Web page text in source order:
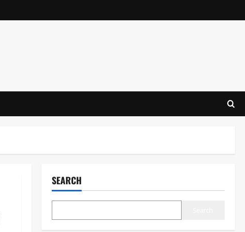
SEARCH